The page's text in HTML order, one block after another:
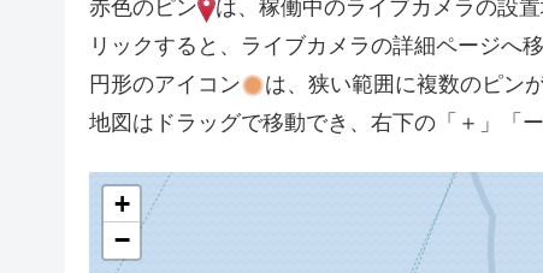
赤色のピン は、稼働中のライブカメラの設
リックすると、ライブカメラの詳細ページへ移
円形のアイコン
は、狭い範囲に複数のピン
地図はドラッグで移動でき、右下の「＋」「
+
−